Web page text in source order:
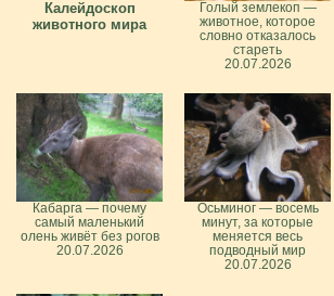
Калейдоскоп
животного мира
Голый землекоп —
животное, которое
словно отказалось
стареть
20.07.2026
Кабарга — почему
самый маленький
олень живёт без рогов
20.07.2026
Осьминог — восемь
минут, за которые
меняется весь
подводный мир
20.07.2026